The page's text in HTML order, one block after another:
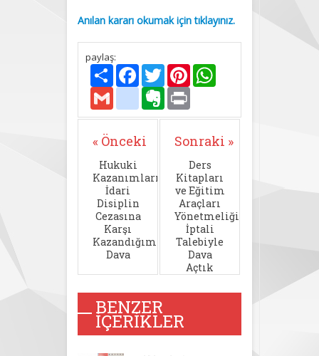
Anılan kararı okumak için tıklayınız.
paylaş:
PaylaşFacebook
TwitterPinterest
Gmail deliciousEvernote
« Önceki
Hukuki
Kazanımlarımız:
İdari
Disiplin
Cezasına
Karşı
Kazandığımız
Dava
Sonraki »
Ders
Kitapları
ve Eğitim
Araçları
Yönetmeliği’nin
İptali
Talebiyle
Dava
Açtık
BENZER
İÇERIKLER